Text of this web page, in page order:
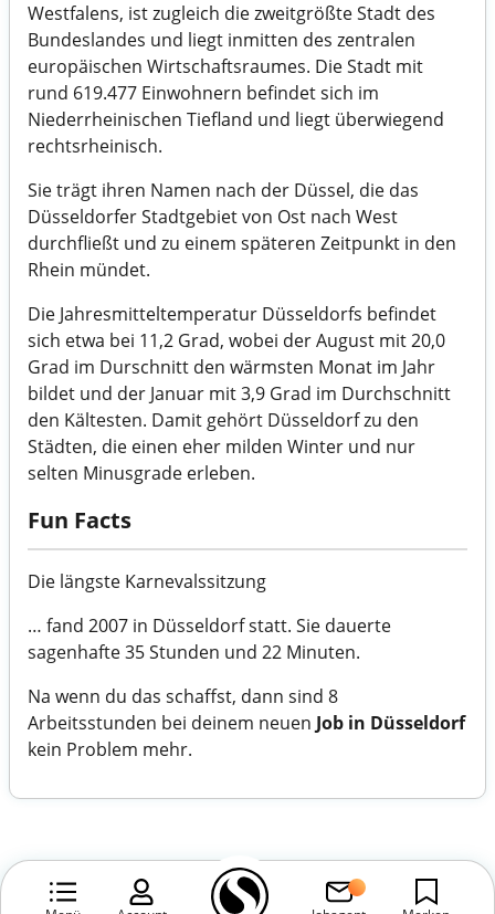
Westfalens, ist zugleich die zweitgrößte Stadt des
Bundeslandes und liegt inmitten des zentralen
europäischen Wirtschaftsraumes. Die Stadt mit
rund 619.477 Einwohnern befindet sich im
Niederrheinischen Tiefland und liegt überwiegend
rechtsrheinisch.
Sie trägt ihren Namen nach der Düssel, die das
Düsseldorfer Stadtgebiet von Ost nach West
durchfließt und zu einem späteren Zeitpunkt in den
Rhein mündet.
Die Jahresmitteltemperatur Düsseldorfs befindet
sich etwa bei 11,2 Grad, wobei der August mit 20,0
Grad im Durschnitt den wärmsten Monat im Jahr
bildet und der Januar mit 3,9 Grad im Durchschnitt
den Kältesten. Damit gehört Düsseldorf zu den
Städten, die einen eher milden Winter und nur
selten Minusgrade erleben.
Fun Facts
Die längste Karnevalssitzung
… fand 2007 in Düsseldorf statt. Sie dauerte
sagenhafte 35 Stunden und 22 Minuten.
Na wenn du das schaffst, dann sind 8
Arbeitsstunden bei deinem neuen Job in Düsseldorf
kein Problem mehr.